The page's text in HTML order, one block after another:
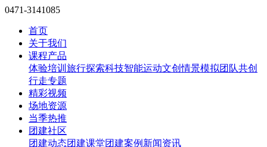
0471-3141085
首页
关于我们
课程产品
体验培训 旅行探索科技智能运动文创情景模拟团队共创
行走专题
精彩视频
场地资源
当季热推
团建社区
团建动态团建课堂团建案例 新闻资讯